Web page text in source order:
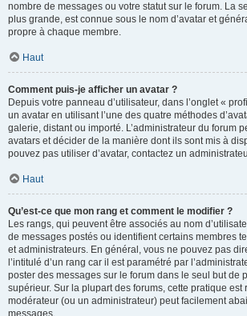
nombre de messages ou votre statut sur le forum. La
plus grande, est connue sous le nom d’avatar et
propre à chaque membre.
Haut
Comment puis-je afficher un avatar ?
Depuis votre panneau d’utilisateur, dans l’onglet «
un avatar en utilisant l’une des quatre méthodes
galerie, distant ou importé. L’administrateur du forum
avatars et décider de la manière dont ils sont mis à
pouvez pas utiliser d’avatar, contactez un
Haut
Qu’est-ce que mon rang et comment le modifier ?
Les rangs, qui peuvent être associés au nom
de messages postés ou identifient certains membres
et administrateurs. En général, vous ne pouvez pas
l’intitulé d’un rang car il est paramétré par
poster des messages sur le forum dans le seul but de
supérieur. Sur la plupart des forums, cette pratique est
modérateur (ou un administrateur) peut facilement
messages.